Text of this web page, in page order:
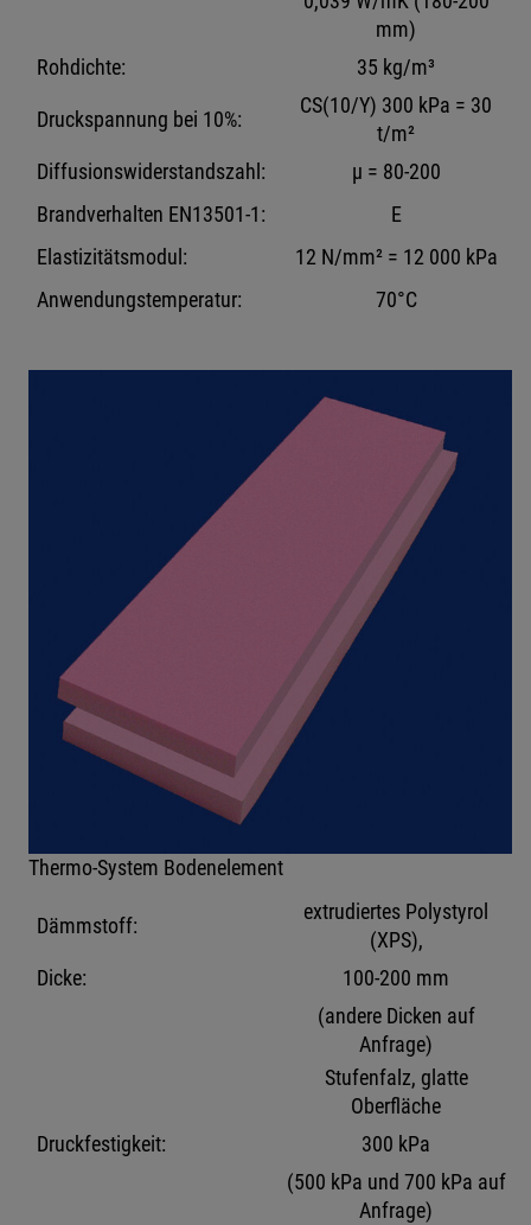
mm)
Rohdichte:
35 kg/m³
Druckspannung bei 10%:
CS(10/Y) 300 kPa = 30
t/m²
Diffusionswiderstandszahl:
μ = 80-200
Brandverhalten EN13501-1:
E
Elastizitätsmodul:
12 N/mm² = 12 000 kPa
Anwendungstemperatur:
70°C
Thermo-System Bodenelement
Dämmstoff:
extrudiertes Polystyrol
(XPS),
Dicke:
100-200 mm
(andere Dicken auf
Anfrage)
Stufenfalz, glatte
Oberfläche
Druckfestigkeit:
300 kPa
(500 kPa und 700 kPa auf
Anfrage)